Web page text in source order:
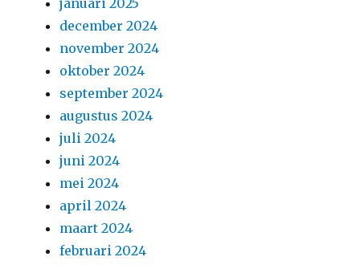
januari 2025
december 2024
november 2024
oktober 2024
september 2024
augustus 2024
juli 2024
juni 2024
mei 2024
april 2024
maart 2024
februari 2024